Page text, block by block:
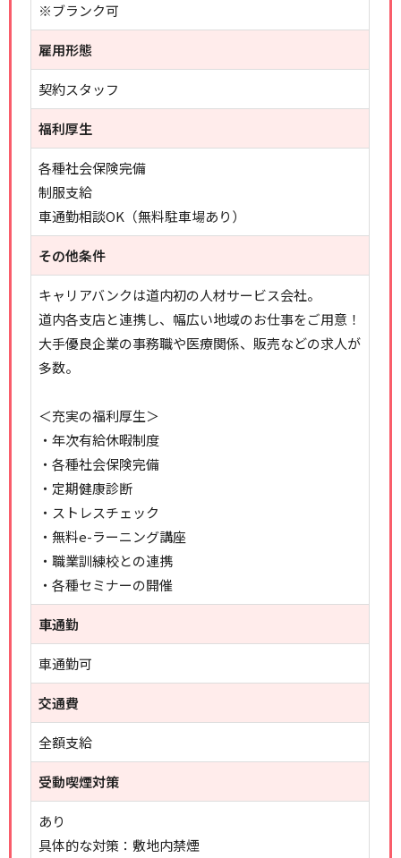
※ブランク可
雇用形態
契約スタッフ
福利厚生
各種社会保険完備
制服支給
車通勤相談OK（無料駐車場あり）
その他条件
キャリアバンクは道内初の人材サービス会社。
道内各支店と連携し、幅広い地域のお仕事をご用意！
大手優良企業の事務職や医療関係、販売などの求人が
多数。
＜充実の福利厚生＞
・年次有給休暇制度
・各種社会保険完備
・定期健康診断
・ストレスチェック
・無料e-ラーニング講座
・職業訓練校との連携
・各種セミナーの開催
車通勤
車通勤可
交通費
全額支給
受動喫煙対策
あり
具体的な対策：敷地内禁煙